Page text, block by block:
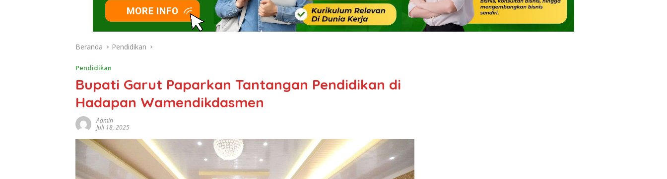
Beranda Pendidikan
Pendidikan
Bupati Garut Paparkan Tantangan Pendidikan di
Hadapan Wamendikdasmen
Admin
Juli 18, 2025